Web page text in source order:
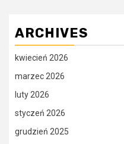
ARCHIVES
kwiecień 2026
marzec 2026
luty 2026
styczeń 2026
grudzień 2025